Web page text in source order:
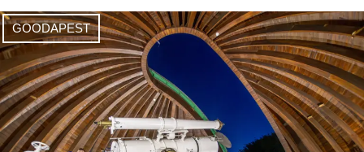
GOODAPEST